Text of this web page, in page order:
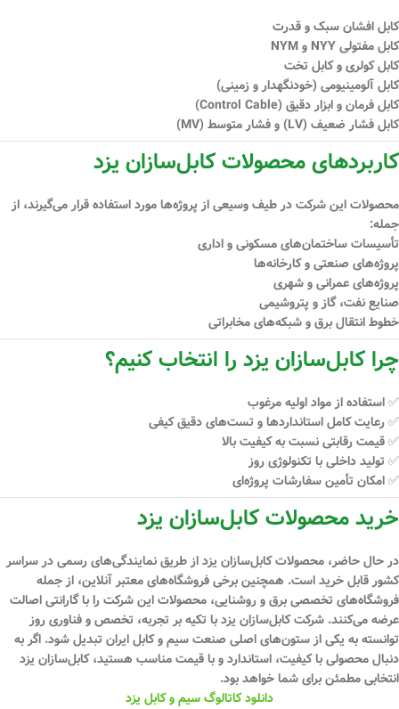
کابل افشان سبک و قدرت
کابل مفتولی NYY و NYM
کابل کولری و کابل تخت
کابل آلومینیومی (خودنگهدار و زمینی)
کابل فرمان و ابزار دقیق (Control Cable)
کابل فشار ضعیف (LV) و فشار متوسط (MV)
کاربردهای محصولات کابل‌سازان یزد
محصولات این شرکت در طیف وسیعی از پروژه‌ها مورد استفاده قرار می‌گیرند، از
جمله:
تأسیسات ساختمان‌های مسکونی و اداری
پروژه‌های صنعتی و کارخانه‌ها
پروژه‌های عمرانی و شهری
صنایع نفت، گاز و پتروشیمی
خطوط انتقال برق و شبکه‌های مخابراتی
چرا کابل‌سازان یزد را انتخاب کنیم؟
✅ استفاده از مواد اولیه مرغوب
✅ رعایت کامل استانداردها و تست‌های دقیق کیفی
✅ قیمت رقابتی نسبت به کیفیت بالا
✅ تولید داخلی با تکنولوژی روز
✅ امکان تأمین سفارشات پروژه‌ای
خرید محصولات کابل‌سازان یزد
در حال حاضر، محصولات کابل‌سازان یزد از طریق نمایندگی‌های رسمی در سراسر
کشور قابل خرید است. همچنین برخی فروشگاه‌های معتبر آنلاین، از جمله
فروشگاه‌های تخصصی برق و روشنایی، محصولات این شرکت را با گارانتی اصالت
عرضه می‌کنند. شرکت کابل‌سازان یزد با تکیه بر تجربه، تخصص و فناوری روز
توانسته به یکی از ستون‌های اصلی صنعت سیم و کابل ایران تبدیل شود. اگر به
دنبال محصولی با کیفیت، استاندارد و با قیمت مناسب هستید،کابل‌سازان یزد
انتخابی مطمئنبرای شما خواهد بود.
دانلود کاتالوگ سیم و کابل یزد